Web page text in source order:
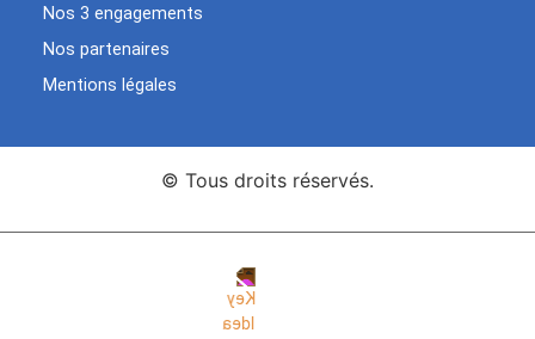
Nos 3 engagements
Nos partenaires
Mentions légales
© Tous droits réservés.